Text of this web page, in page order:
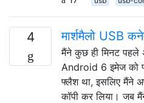
4 मार्शमैलो USB
मैंने कुछ ही मिनट
Android 6 इमेज को
फ्लैश था, इसलिए मैंने
कॉपी कर लिया। जब